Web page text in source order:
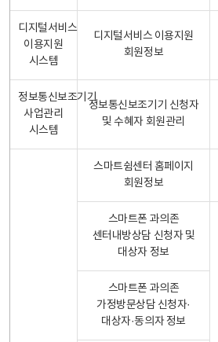
디지털서비스
이용지원
시스템
디지털서비스 이용지원
회원정보
정보통신보조기기
사업관리
시스템
정보통신보조기기 신청자
및 수혜자 회원관리
스마트쉼센터 홈페이지
회원정보
스마트폰 과의존
센터내방상담 신청자 및
대상자 정보
스마트폰 과의존
가정방문상담 신청자·
대상자·동의자 정보